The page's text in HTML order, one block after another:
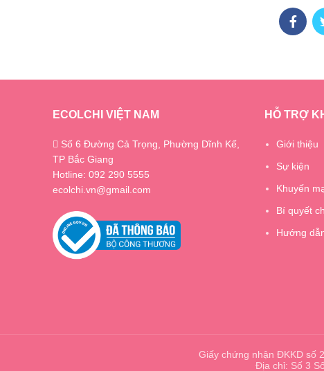
ECOLCHI VIỆT NAM
Số 6 Đường Cả Trọng, Phường Dĩnh Kế,
TP Bắc Giang
Hotline: 092 290 5555
ecolchi.vn@gmail.com
HỖ TRỢ
Giới thiệu
Sự kiện
Khuyến
Bí quyết
Hướng
Giấy chứng nhận ĐKKD số
Địa chỉ: Số 3